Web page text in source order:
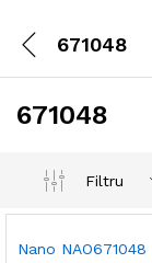
671048
671048
Filtru
Nano NAO671048